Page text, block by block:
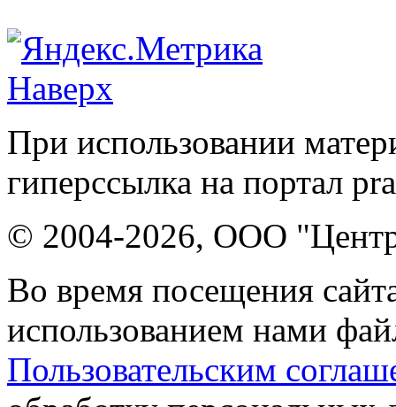
Наверх
При использовании
гиперссылка на портал
© 2004-2026, ООО "Центр
Во время посещения
использованием нами
Пользовательским